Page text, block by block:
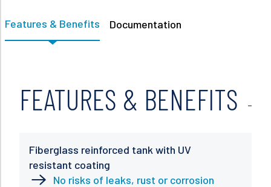
Features & Benefits Documentation
FEATURES & BENEFITS
Fiberglass reinforced tank with UV
resistant coating
No risks of leaks, rust or corrosion